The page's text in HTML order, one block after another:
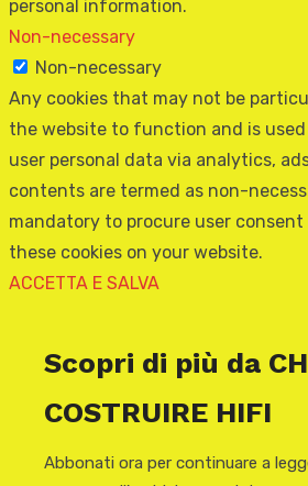
personal information.
Non-necessary
Non-necessary
Any cookies that may not be
the website to function and is
user personal data via analytics,
contents are termed as non-
mandatory to procure user
these cookies on your website.
ACCETTA E SALVA
Scopri di più da
COSTRUIRE HIFI
Abbonati ora per continuare a